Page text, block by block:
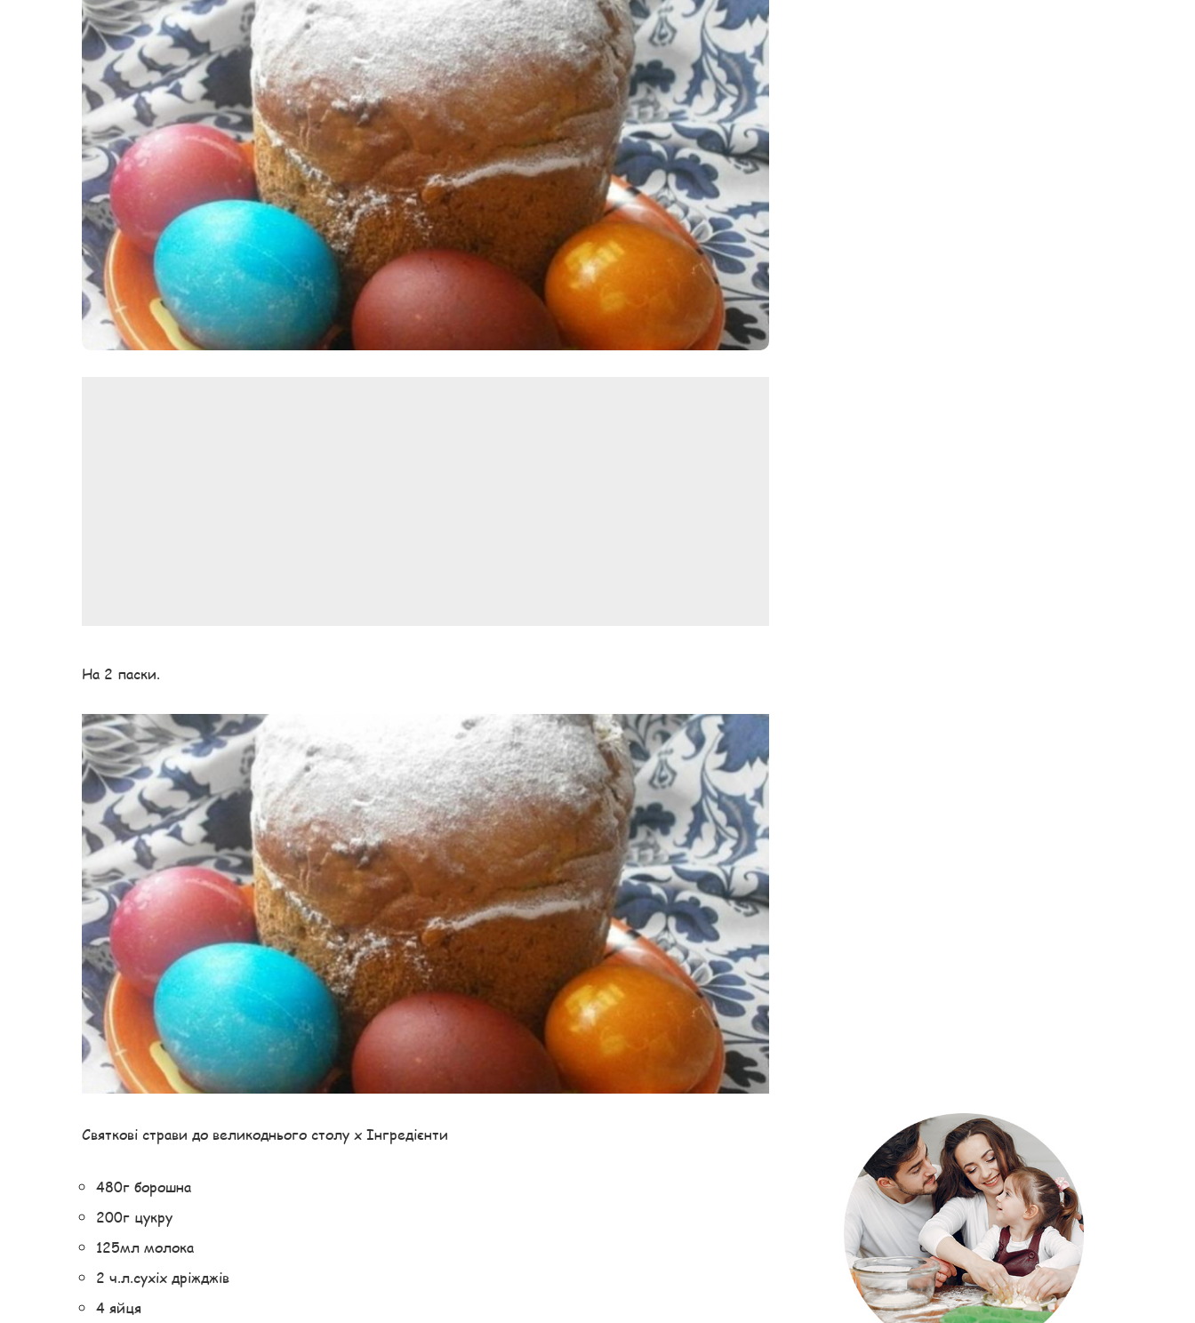
Картопля з м’ясом
Мясо по-французьки
Шинка
Рецепти із фаршу
На 2 паски.
Святкові страви до великоднього столу x Інгредієнти
480г борошна
200г цукру
125мл молока
2 ч.л.сухіх дріжджів
4 яйця